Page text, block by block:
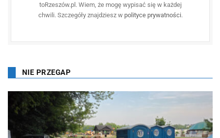
toRzeszów.pl. Wiem, że mogę wypisać się w każdej
chwili. Szczegóły znajdziesz w polityce prywatności.
NIE PRZEGAP